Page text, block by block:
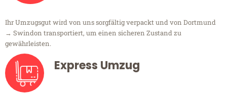
Ihr Umzugsgut wird von uns sorgfältig verpackt und von Dortmund
→ Swindon transportiert, um einen sicheren Zustand zu
gewährleisten.
Express Umzug